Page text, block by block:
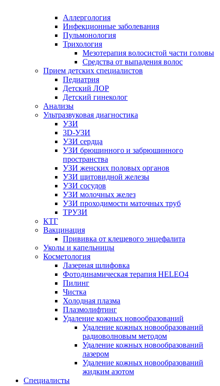
Аллергология
Инфекционные заболевания
Пульмонология
Трихология
Мезотерапия волосистой части головы
Средства от выпадения волос
Прием детских специалистов
Педиатрия
Детский ЛОР
Детский гинеколог
Анализы
Ультразвуковая диагностика
УЗИ
3D-УЗИ
УЗИ сердца
УЗИ брюшинного и забрюшинного
пространства
УЗИ женских половых органов
УЗИ щитовидной железы
УЗИ сосудов
УЗИ молочных желез
УЗИ проходимости маточных труб
ТРУЗИ
КТГ
Вакцинация
Прививка от клещевого энцефалита
Уколы и капельницы
Косметология
Лазерная шлифовка
Фотодинамическая терапия HELEO4
Пилинг
Чистка
Холодная плазма
Плазмолифтинг
Удаление кожных новообразований
Удаление кожных новообразований
радиоволновым методом
Удаление кожных новообразований
лазером
Удаление кожных новообразований
жидким азотом
Специалисты